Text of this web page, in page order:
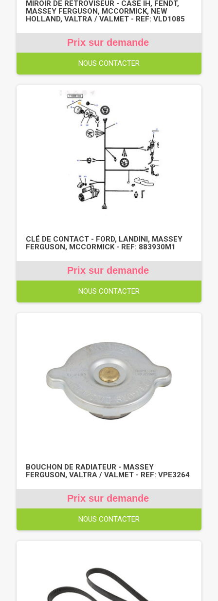
MIROIR DE RETROVISEUR - CASE IH, FENDT,
MASSEY FERGUSON, MCCORMICK, NEW
HOLLAND, VALTRA / VALMET - REF: VLD1085
Prix sur demande
NOUS CONTACTER
CLÉ DE CONTACT - FORD, LANDINI, MASSEY
FERGUSON, MCCORMICK - REF: 883930M1
Prix sur demande
NOUS CONTACTER
BOUCHON DE RADIATEUR - MASSEY
FERGUSON, VALTRA / VALMET - REF: VPE3264
Prix sur demande
NOUS CONTACTER